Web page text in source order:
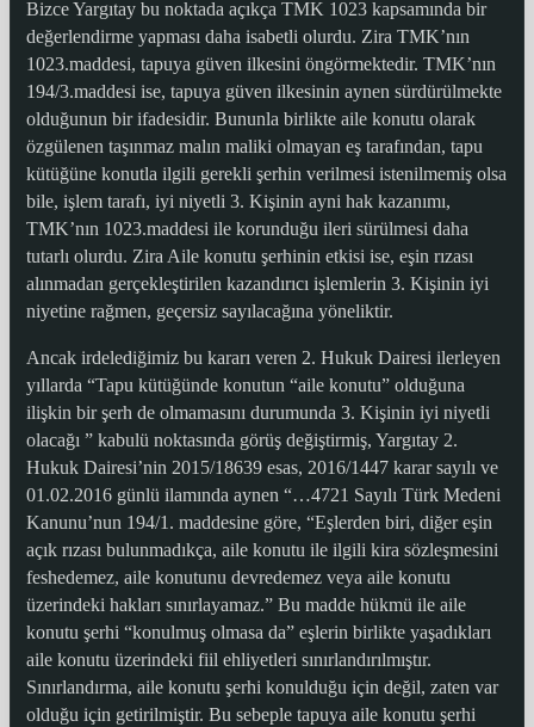
Bizce Yargıtay bu noktada açıkça TMK 1023 kapsamında bir
değerlendirme yapması daha isabetli olurdu. Zira TMK’nın
1023.maddesi, tapuya güven ilkesini öngörmektedir. TMK’nın
194/3.maddesi ise, tapuya güven ilkesinin aynen sürdürülmekte
olduğunun bir ifadesidir. Bununla birlikte aile konutu olarak
özgülenen taşınmaz malın maliki olmayan eş tarafından, tapu
kütüğüne konutla ilgili gerekli şerhin verilmesi istenilmemiş olsa
bile, işlem tarafı, iyi niyetli 3. Kişinin ayni hak kazanımı,
TMK’nın 1023.maddesi ile korunduğu ileri sürülmesi daha
tutarlı olurdu. Zira Aile konutu şerhinin etkisi ise, eşin rızası
alınmadan gerçekleştirilen kazandırıcı işlemlerin 3. Kişinin iyi
niyetine rağmen, geçersiz sayılacağına yöneliktir.
Ancak irdelediğimiz bu kararı veren 2. Hukuk Dairesi ilerleyen
yıllarda “Tapu kütüğünde konutun “aile konutu” olduğuna
ilişkin bir şerh de olmamasını durumunda 3. Kişinin iyi niyetli
olacağı ” kabulü noktasında görüş değiştirmiş, Yargıtay 2.
Hukuk Dairesi’nin 2015/18639 esas, 2016/1447 karar sayılı ve
01.02.2016 günlü ilamında aynen “…4721 Sayılı Türk Medeni
Kanunu’nun 194/1. maddesine göre, “Eşlerden biri, diğer eşin
açık rızası bulunmadıkça, aile konutu ile ilgili kira sözleşmesini
feshedemez, aile konutunu devredemez veya aile konutu
üzerindeki hakları sınırlayamaz.” Bu madde hükmü ile aile
konutu şerhi “konulmuş olmasa da” eşlerin birlikte yaşadıkları
aile konutu üzerindeki fiil ehliyetleri sınırlandırılmıştır.
Sınırlandırma, aile konutu şerhi konulduğu için değil, zaten var
olduğu için getirilmiştir. Bu sebeple tapuya aile konutu şerhi